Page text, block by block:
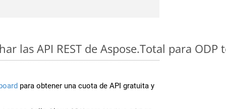
las API REST de Aspose.Total para ODP
para obtener una cuota de API gratuita y